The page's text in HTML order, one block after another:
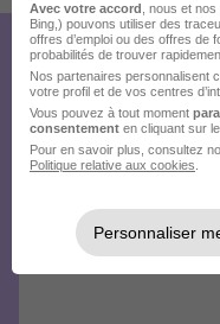
Créez votre
envoyez
Avec votre accord , nous et
Bing,) pouvons utiliser des
offres d’emploi ou des offres de
probabilités de trouver
Nos partenaires personnalisent
votre profil et de vos centres
Vous pouvez à tout moment
consentement en cliquant sur
Pour en savoir plus, consultez
Politique relative aux cookies
Personnaliser